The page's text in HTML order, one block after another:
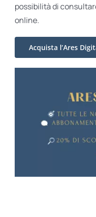
possibilità di
online.
Acquista l’Ares